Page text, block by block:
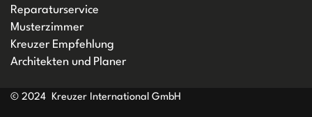
Reparaturservice
Musterzimmer
Kreuzer Empfehlung
Architekten und Planer
© 2024 Kreuzer International GmbH